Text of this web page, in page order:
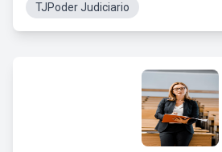
TJPoder Judiciario